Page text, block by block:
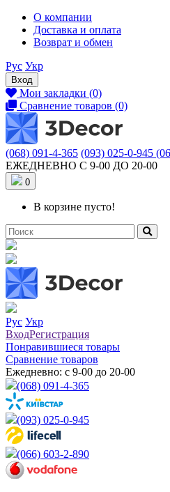
О компании
Доставка и оплата
Возврат и обмен
Рус Укр
Вход
Мои закладки (0)
Сравнение товаров (0)
(068) 091-4-365 (093) 025-0-945
ЕЖЕДНЕВНО С 9-00 ДО 20-00
0
В корзине пусто!
Рус Укр
ВходРегистрация
Понравившиеся товары
Сравнение товаров
Ежедневно: с 9-00 до 20-00
(068) 091-4-365
(093) 025-0-945
(066) 603-2-890